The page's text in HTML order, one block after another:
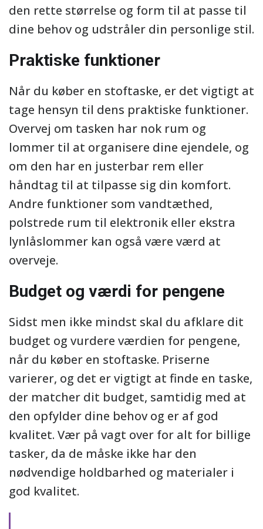
den rette størrelse og form til at passe til
dine behov og udstråler din personlige stil.
Praktiske funktioner
Når du køber en stoftaske, er det vigtigt at
tage hensyn til dens praktiske funktioner.
Overvej om tasken har nok rum og
lommer til at organisere dine ejendele, og
om den har en justerbar rem eller
håndtag til at tilpasse sig din komfort.
Andre funktioner som vandtæthed,
polstrede rum til elektronik eller ekstra
lynlåslommer kan også være værd at
overveje.
Budget og værdi for pengene
Sidst men ikke mindst skal du afklare dit
budget og vurdere værdien for pengene,
når du køber en stoftaske. Priserne
varierer, og det er vigtigt at finde en taske,
der matcher dit budget, samtidig med at
den opfylder dine behov og er af god
kvalitet. Vær på vagt over for alt for billige
tasker, da de måske ikke har den
nødvendige holdbarhed og materialer i
god kvalitet.